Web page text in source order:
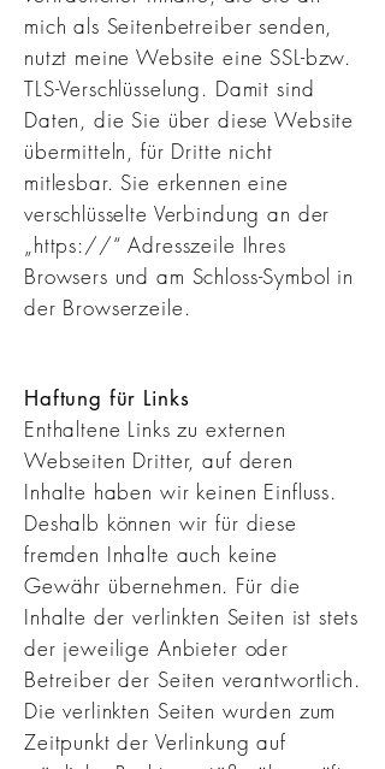
mich als Seitenbetreiber senden,
nutzt meine Website eine SSL-bzw.
TLS-Verschlüsselung. Damit sind
Daten, die Sie über diese Website
übermitteln, für Dritte nicht
mitlesbar. Sie erkennen eine
verschlüsselte Verbindung an der
„https://“ Adresszeile Ihres
Browsers und am Schloss-Symbol in
der Browserzeile.
Haftung für Links
Enthaltene Links zu externen
Webseiten Dritter, auf deren
Inhalte haben wir keinen Einfluss.
Deshalb können wir für diese
fremden Inhalte auch keine
Gewähr übernehmen. Für die
Inhalte der verlinkten Seiten ist stets
der jeweilige Anbieter oder
Betreiber der Seiten verantwortlich.
Die verlinkten Seiten wurden zum
Zeitpunkt der Verlinkung auf